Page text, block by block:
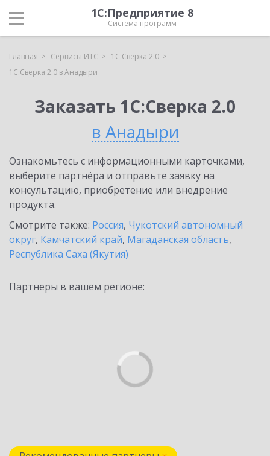
1С:Предприятие 8
Система программ
Главная Сервисы ИТС
1С:Сверка 2.0
1С:Сверка 2.0 в Анадыри
Заказать 1С:Сверка 2.0
в Анадыри
Ознакомьтесь с информационными карточками,
выберите партнёра и отправьте заявку на
консультацию, приобретение или внедрение
продукта.
Смотрите также: Россия, Чукотский автономный
округ, Камчатский край, Магаданская область,
Республика Саха (Якутия)
Партнеры в вашем регионе: